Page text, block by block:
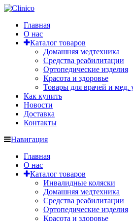
Главная
О нас
Каталог товаров
Домашняя медтехника
Средства реабилитации
Ортопедические изделия
Красота и здоровье
Товары для врачей и мед.
Как купить
Новости
Доставка
Контакты
Навигация
Главная
О нас
Каталог товаров
Инвалидные коляски
Домашняя медтехника
Средства реабилитации
Ортопедические изделия
Красота и здоровье